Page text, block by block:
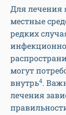
Для лечения
местные
редких
могут
внутрь4.
лечения